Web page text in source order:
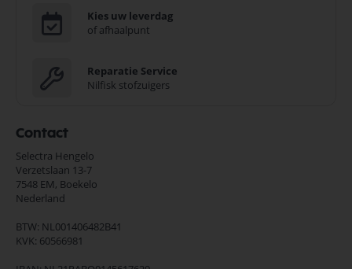
Kies uw leverdag
of afhaalpunt
Reparatie Service
Nilfisk stofzuigers
Contact
Selectra Hengelo
Verzetslaan 13-7
7548 EM, Boekelo
Nederland
BTW: NL001406482B41
KVK: 60566981